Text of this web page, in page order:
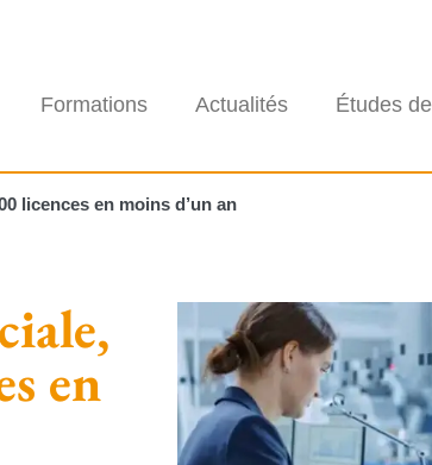
Formations Actualités Études
licences en moins d’un an
en